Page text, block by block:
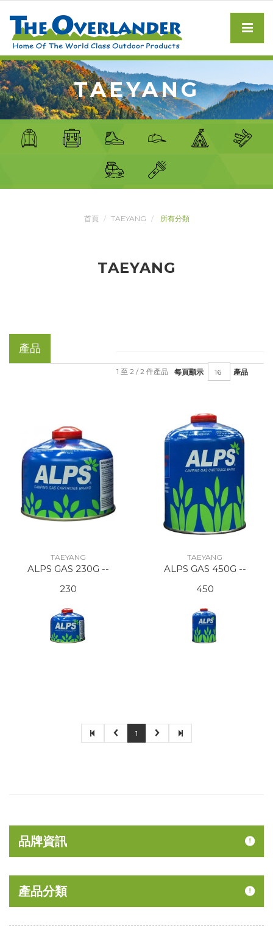
TAEYANG
首頁 TAEYANG 所有分類
TAEYANG
產品
每頁顯示 產品
1 至 2 / 2 件產品
TAEYANG
ALPS GAS 230G --
230
TAEYANG
ALPS GAS 450G --
450
1
品牌資訊
產品分類